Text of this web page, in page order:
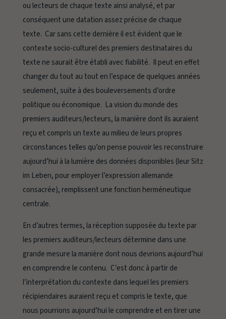
ou lecteurs de chaque texte ainsi analysé, et par
conséquent une datation assez précise de chaque
texte. Car sans cette dernière il est évident que le
contexte socio-culturel des premiers destinataires du
texte ne saurait être établi avec fiabilité. Il peut en effet
changer du tout au tout en l’espace de quelques années
seulement, suite à des bouleversements d’ordre
politique ou économique. La vision du monde des
premiers auditeurs/lecteurs, la manière dont ils auraient
reçu et compris un texte au milieu de leurs propres
circonstances telles qu’on pense pouvoir les reconstruire
aujourd’hui à la lumière des données disponibles (leurSitz
im Leben, pour employer l’expression allemande
consacrée), remplissent une fonction herméneutique
centrale.
En d’autres termes, la réception supposée du texte par
les premiers auditeurs/lecteurs détermine dans une
grande mesure la manière dont nous devrions aujourd’hui
en comprendre le contenu. C’est donc à partir de
l’interprétation du contexte dans lequel les premiers
récipiendaires auraient reçu et compris le texte, que
nous pourrions aujourd’hui le comprendre et en tirer une